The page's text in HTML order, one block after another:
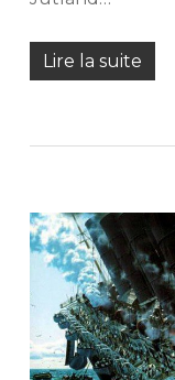
Lire la suite